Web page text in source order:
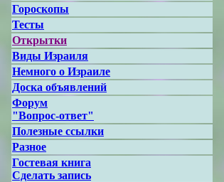
Гороскопы
Тесты
Открытки
Виды Израиля
Немного о Израиле
Доска объявлений
Форум
"Вопрос-ответ"
Полезные ссылки
Разное
Гостевая книга
Сделать запись